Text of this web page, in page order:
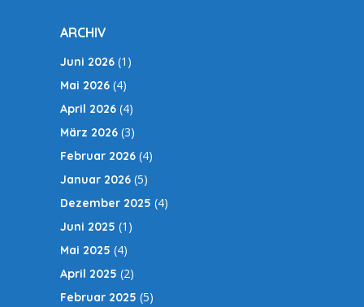
ARCHIV
Juni 2026 (1)
Mai 2026 (4)
April 2026 (4)
März 2026 (3)
Februar 2026 (4)
Januar 2026 (5)
Dezember 2025 (4)
Juni 2025 (1)
Mai 2025 (4)
April 2025 (2)
Februar 2025 (5)